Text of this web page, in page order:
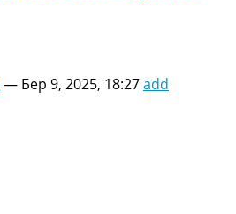
— Бер 9, 2025, 18:27add